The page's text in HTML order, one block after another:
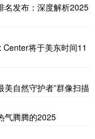
名发布：深度解析2025
将于美东时间11
自然守护者”群像扫描
气腾腾的2025